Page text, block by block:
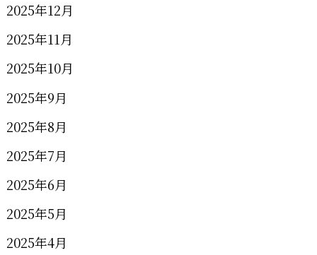
2025年12月
2025年11月
2025年10月
2025年9月
2025年8月
2025年7月
2025年6月
2025年5月
2025年4月